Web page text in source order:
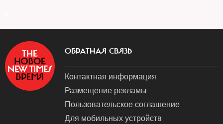
ОБРАТНАЯ СВЯЗЬ
Контактная информация
Размещение рекламы
Пользовательское соглашение
Для мобильных устройств